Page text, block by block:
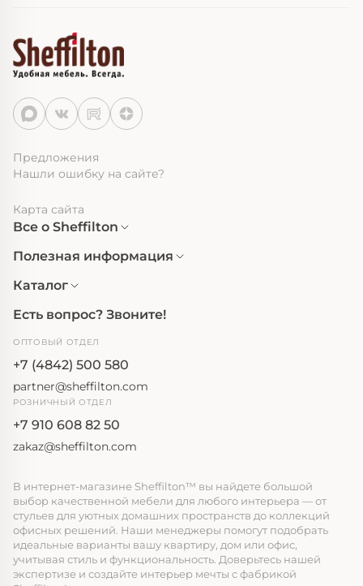
Предложения
Нашли ошибку на сайте?
Карта сайта
Все о Sheffilton
Полезная информация
Каталог
Есть вопрос? Звоните!
ОПТОВЫЙ ОТДЕЛ
+7 (4842) 500 580
partner@sheffilton.com
РОЗНИЧНЫЙ ОТДЕЛ
+7 910 608 82 50
zakaz@sheffilton.com
В интернет-магазине Sheffilton™ вы найдете большой
выбор качественной мебели для любого интерьера — от
стульев для уютных домашних пространств до коллекций
офисных решений. Наши менеджеры помогут подобрать
идеальные варианты вашу квартиру, дом или офис,
учитывая стиль и функциональность. Доверьтесь нашей
экспертизе и создайте интерьер мечты с фабрикой